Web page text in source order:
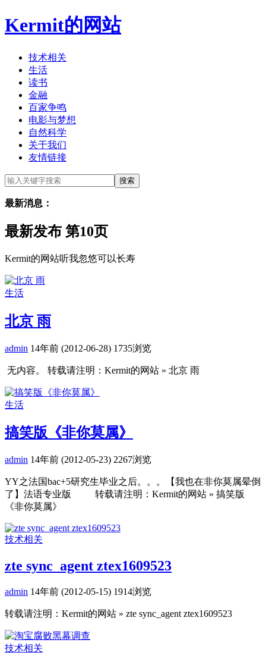
Kermit的网站
技术相关
生活
读书
金融
百家争鸣
电影与梦想
自然科学
关于我们
友情链接
最新消息：
最新发布 第10页
Kermit的网站听我忽悠可以长寿
生活
北京 雨
admin 14年前 (2012-06-28) 1735浏览
无内容。 转载请注明：Kermit的网站 » 北京 雨
生活
搞笑版《非你莫属》
admin 14年前 (2012-05-23) 2267浏览
YY之法国bac+5研究生毕业之后。。。【我也在非你莫属晕倒
了】法语专业版 转载请注明：Kermit的网站 » 搞笑版
《非你莫属》
技术相关
zte sync_agent ztex1609523
admin 14年前 (2012-05-15) 1914浏览
转载请注明：Kermit的网站 » zte sync_agent ztex1609523
技术相关